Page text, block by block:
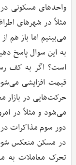
واحدهای مسکونی
می‌بینیم اما باز هم
به این سوال پاسخ
است؟ اگر به کف
قیمت افزایشی
حرکت‌هایی در
می‌شود و مثلاً در
دور سوم مذاکرات در
در مسکن منعکس
تحرک معاملات به